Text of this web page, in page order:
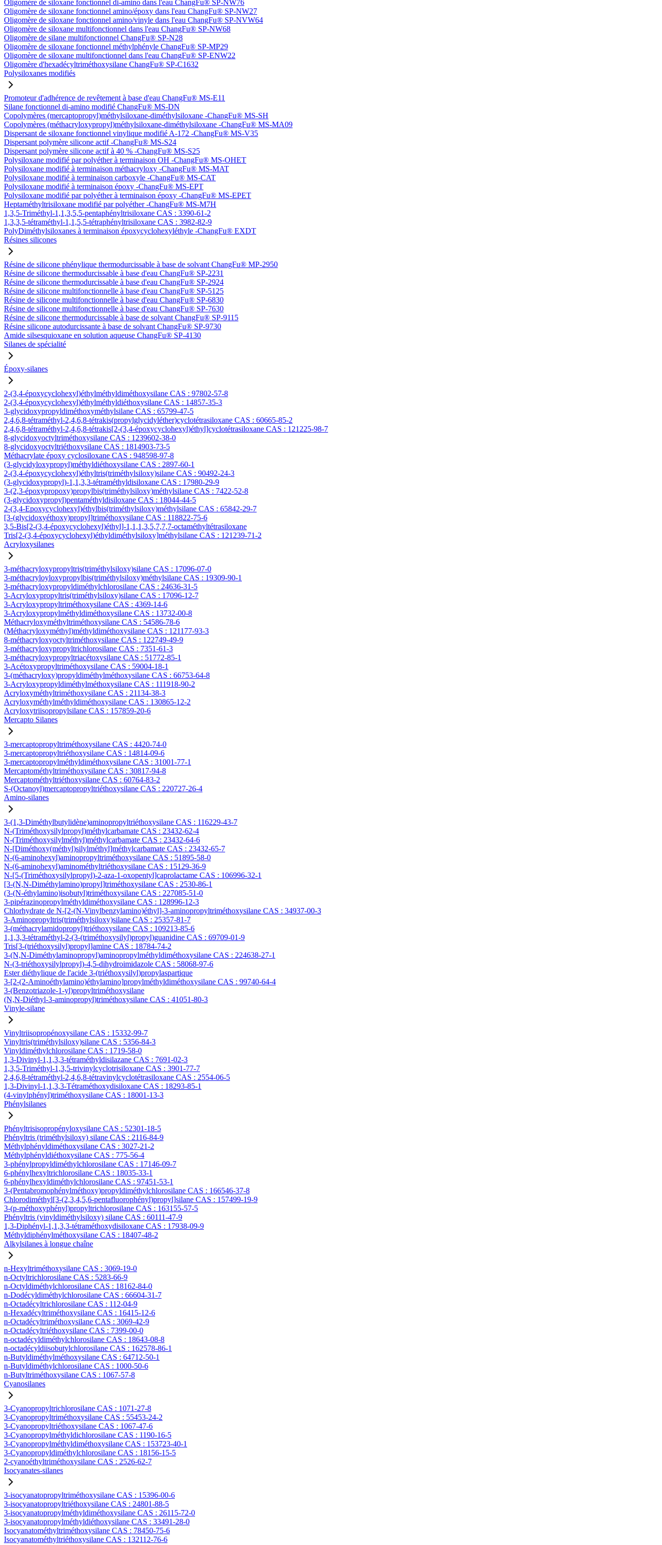
Oligomère de siloxane fonctionnel di-amino dans l'eau ChangFu® SP-NW76
Oligomère de siloxane fonctionnel amino/époxy dans l'eau ChangFu® SP-NW27
Oligomère de siloxane fonctionnel amino/vinyle dans l'eau ChangFu® SP-NVW64
Oligomère de siloxane multifonctionnel dans l'eau ChangFu® SP-NW68
Oligomère de silane multifonctionnel ChangFu® SP-N28
Oligomère de siloxane fonctionnel méthylphényle ChangFu® SP-MP29
Oligomère de siloxane multifonctionnel dans l'eau ChangFu® SP-ENW22
Oligomère d'hexadécyltriméthoxysilane ChangFu® SP-C1632
Polysiloxanes modifiés
Promoteur d'adhérence de revêtement à base d'eau ChangFu® MS-E11
Silane fonctionnel di-amino modifié ChangFu® MS-DN
Copolymères (mercaptopropyl)méthylsiloxane-diméthylsiloxane -ChangFu® MS-SH
Copolymères (méthacryloxypropyl)méthylsiloxane-diméthylsiloxane -ChangFu® MS-MA09
Dispersant de siloxane fonctionnel vinylique modifié A-172 -ChangFu® MS-V35
Dispersant polymère silicone actif -ChangFu® MS-S24
Dispersant polymère silicone actif à 40 % -ChangFu® MS-S25
Polysiloxane modifié par polyéther à terminaison OH -ChangFu® MS-OHET
Polysiloxane modifié à terminaison méthacryloxy -ChangFu® MS-MAT
Polysiloxane modifié à terminaison carboxyle -ChangFu® MS-CAT
Polysiloxane modifié à terminaison époxy -ChangFu® MS-EPT
Polysiloxane modifié par polyéther à terminaison époxy -ChangFu® MS-EPET
Heptaméthyltrisiloxane modifié par polyéther -ChangFu® MS-M7H
1,3,5-Triméthyl-1,1,3,5,5-pentaphényltrisiloxane CAS : 3390-61-2
1,3,3,5-tétraméthyl-1,1,5,5-tétraphényltrisiloxane CAS : 3982-82-9
PolyDiméthylsiloxanes à terminaison époxycyclohexyléthyle -ChangFu® EXDT
Résines silicones
Résine de silicone phénylique thermodurcissable à base de solvant ChangFu® MP-2950
Résine de silicone thermodurcissable à base d'eau ChangFu® SP-2231
Résine de silicone thermodurcissable à base d'eau ChangFu® SP-2924
Résine de silicone multifonctionnelle à base d'eau ChangFu® SP-5125
Résine de silicone multifonctionnelle à base d'eau ChangFu® SP-6830
Résine de silicone multifonctionnelle à base d'eau ChangFu® SP-7630
Résine de silicone thermodurcissable à base de solvant ChangFu® SP-9115
Résine silicone autodurcissante à base de solvant ChangFu® SP-9730
Amide silsesquioxane en solution aqueuse ChangFu® SP-4130
Silanes de spécialité
Époxy-silanes
2-(3,4-époxycyclohexyl)éthylméthyldiméthoxysilane CAS : 97802-57-8
2-(3,4-époxycyclohexyl)éthylméthyldiéthoxysilane CAS : 14857-35-3
3-glycidoxypropyldiméthoxyméthylsilane CAS : 65799-47-5
2,4,6,8-tétraméthyl-2,4,6,8-tétrakis(propylglycidyléther)cyclotétrasiloxane CAS : 60665-85-2
2,4,6,8-tétraméthyl-2,4,6,8-tétrakis[2-(3,4-époxycyclohexyl)éthyl]cyclotétrasiloxane CAS : 121225-98-7
8-glycidoxyoctyltriméthoxysilane CAS : 1239602-38-0
8-glycidoxyoctyltriéthoxysilane CAS : 1814903-73-5
Méthacrylate époxy cyclosiloxane CAS : 948598-97-8
(3-glycidyloxypropyl)méthyldiéthoxysilane CAS : 2897-60-1
2-(3,4-époxycyclohexyl)éthyltris(triméthylsiloxy)silane CAS : 90492-24-3
(3-glycidoxypropyl)-1,1,3,3-tétraméthyldisiloxane CAS : 17980-29-9
3-(2,3-époxypropoxy)propylbis(triméthylsiloxy)méthylsilane CAS : 7422-52-8
(3-glycidoxypropyl)pentaméthyldisiloxane CAS : 18044-44-5
2-(3,4-Epoxycyclohexyl)éthylbis(triméthylsiloxy)méthylsilane CAS : 65842-29-7
[3-(glycidoxyéthoxy)propyl]triméthoxysilane CAS : 118822-75-6
3,5-Bis[2-(3,4-époxycyclohexyl)éthyl]-1,1,1,3,5,7,7,7-octaméthyltétrasiloxane
Tris[2-(3,4-époxycyclohexyl)éthyldiméthylsiloxy]méthylsilane CAS : 121239-71-2
Acryloxysilanes
3-méthacryloxypropyltris(triméthylsiloxy)silane CAS : 17096-07-0
3-méthacryloyloxypropylbis(triméthylsiloxy)méthylsilane CAS : 19309-90-1
3-méthacryloxypropyldiméthylchlorosilane CAS : 24636-31-5
3-Acryloxypropyltris(triméthylsiloxy)silane CAS : 17096-12-7
3-Acryloxypropyltriméthoxysilane CAS : 4369-14-6
3-Acryloxypropylméthyldiméthoxysilane CAS : 13732-00-8
Méthacryloxyméthyltriméthoxysilane CAS : 54586-78-6
(Méthacryloxyméthyl)méthyldiméthoxysilane CAS : 121177-93-3
8-méthacryloxyoctyltriméthoxysilane CAS : 122749-49-9
3-méthacryloxypropyltrichlorosilane CAS : 7351-61-3
3-méthacryloxypropyltriacétoxysilane CAS : 51772-85-1
3-Acétoxypropyltriméthoxysilane CAS : 59004-18-1
3-(méthacryloxy)propyldiméthylméthoxysilane CAS : 66753-64-8
3-Acryloxypropyldiméthylméthoxysilane CAS : 111918-90-2
Acryloxyméthyltriméthoxysilane CAS : 21134-38-3
Acryloxyméthylméthyldiméthoxysilane CAS : 130865-12-2
Acryloxytriisopropylsilane CAS : 157859-20-6
Mercapto Silanes
3-mercaptopropyltriméthoxysilane CAS : 4420-74-0
3-mercaptopropyltriéthoxysilane CAS : 14814-09-6
3-mercaptopropylméthyldiméthoxysilane CAS : 31001-77-1
Mercaptométhyltriméthoxysilane CAS : 30817-94-8
Mercaptométhyltriéthoxysilane CAS : 60764-83-2
S-(Octanoyl)mercaptopropyltriéthoxysilane CAS : 220727-26-4
Amino-silanes
3-(1,3-Diméthylbutylidène)aminopropyltriéthoxysilane CAS : 116229-43-7
N-(Triméthoxysilylpropyl)méthylcarbamate CAS : 23432-62-4
N-(Triméthoxysilylméthyl)méthylcarbamate CAS : 23432-64-6
N-[Diméthoxy(méthyl)silylméthyl]méthylcarbamate CAS : 23432-65-7
N-(6-aminohexyl)aminopropyltriméthoxysilane CAS : 51895-58-0
N-(6-aminohexyl)aminométhyltriéthoxysilane CAS : 15129-36-9
N-[5-(Triméthoxysilylpropyl)-2-aza-1-oxopentyl]caprolactame CAS : 106996-32-1
[3-(N,N-Diméthylamino)propyl]triméthoxysilane CAS : 2530-86-1
(3-(N-éthylamino)isobutyl)triméthoxysilane CAS : 227085-51-0
3-pipérazinopropylméthyldiméthoxysilane CAS : 128996-12-3
Chlorhydrate de N-[2-(N-Vinylbenzylamino)éthyl]-3-aminopropyltriméthoxysilane CAS : 34937-00-3
3-Aminopropyltris(triméthylsiloxy)silane CAS : 25357-81-7
3-(méthacrylamidopropyl)triéthoxysilane CAS : 109213-85-6
1,1,3,3-tétraméthyl-2-(3-(triméthoxysilyl)propyl)guanidine CAS : 69709-01-9
Tris[3-(triéthoxysilyl)propyl]amine CAS : 18784-74-2
3-(N,N-Diméthylaminopropyl)aminopropylméthyldiméthoxysilane CAS : 224638-27-1
N-(3-triéthoxysilylpropyl)-4,5-dihydroimidazole CAS : 58068-97-6
Ester diéthylique de l'acide 3-(triéthoxysilyl)propylaspartique
3-[2-(2-Aminoéthylamino)éthylamino]propylméthyldiméthoxysilane CAS : 99740-64-4
3-(Benzotriazole-1-yl)propyltriméthoxysilane
(N,N-Diéthyl-3-aminopropyl)triméthoxysilane CAS : 41051-80-3
Vinyle-silane
Vinyltriisopropénoxysilane CAS : 15332-99-7
Vinyltris(triméthylsiloxy)silane CAS : 5356-84-3
Vinyldiméthylchlorosilane CAS : 1719-58-0
1,3-Divinyl-1,1,3,3-tétraméthyldisilazane CAS : 7691-02-3
1,3,5-Triméthyl-1,3,5-trivinylcyclotrisiloxane CAS : 3901-77-7
2,4,6,8-tétraméthyl-2,4,6,8-tétravinylcyclotétrasiloxane CAS : 2554-06-5
1,3-Divinyl-1,1,3,3-Tétraméthoxydisiloxane CAS : 18293-85-1
(4-vinylphényl)triméthoxysilane CAS : 18001-13-3
Phénylsilanes
Phényltrisisopropényloxysilane CAS : 52301-18-5
Phényltris (triméthylsiloxy) silane CAS : 2116-84-9
Méthylphényldiméthoxysilane CAS : 3027-21-2
Méthylphényldiéthoxysilane CAS : 775-56-4
3-phénylpropyldiméthylchlorosilane CAS : 17146-09-7
6-phénylhexyltrichlorosilane CAS : 18035-33-1
6-phénylhexyldiméthylchlorosilane CAS : 97451-53-1
3-(Pentabromophénylméthoxy)propyldiméthylchlorosilane CAS : 166546-37-8
Chlorodiméthyl[3-(2,3,4,5,6-pentafluorophényl)propyl]silane CAS : 157499-19-9
3-(p-méthoxyphényl)propyltrichlorosilane CAS : 163155-57-5
Phényltris (vinyldiméthylsiloxy) silane CAS : 60111-47-9
1,3-Diphényl-1,1,3,3-tétraméthoxydisiloxane CAS : 17938-09-9
Méthyldiphénylméthoxysilane CAS : 18407-48-2
Alkylsilanes à longue chaîne
n-Hexyltriméthoxysilane CAS : 3069-19-0
n-Octyltrichlorosilane CAS : 5283-66-9
n-Octyldiméthylchlorosilane CAS : 18162-84-0
n-Dodécyldiméthylchlorosilane CAS : 66604-31-7
n-Octadécyltrichlorosilane CAS : 112-04-9
n-Hexadécyltriméthoxysilane CAS : 16415-12-6
n-Octadécyltriméthoxysilane CAS : 3069-42-9
n-Octadécyltriéthoxysilane CAS : 7399-00-0
n-octadécyldiméthylchlorosilane CAS : 18643-08-8
n-octadécyldiisobutylchlorosilane CAS : 162578-86-1
n-Butyldiméthylméthoxysilane CAS : 64712-50-1
n-Butyldiméthylchlorosilane CAS : 1000-50-6
n-Butyltriméthoxysilane CAS : 1067-57-8
Cyanosilanes
3-Cyanopropyltrichlorosilane CAS : 1071-27-8
3-Cyanopropyltriméthoxysilane CAS : 55453-24-2
3-Cyanopropyltriéthoxysilane CAS : 1067-47-6
3-Cyanopropylméthyldichlorosilane CAS : 1190-16-5
3-Cyanopropylméthyldiméthoxysilane CAS : 153723-40-1
3-Cyanopropyldiméthylchlorosilane CAS : 18156-15-5
2-cyanoéthyltriméthoxysilane CAS : 2526-62-7
Isocyanates-silanes
3-isocyanatopropyltriméthoxysilane CAS : 15396-00-6
3-isocyanatopropyltriéthoxysilane CAS : 24801-88-5
3-isocyanatopropylméthyldiméthoxysilane CAS : 26115-72-0
3-isocyanatopropylméthyldiéthoxysilane CAS : 33491-28-0
Isocyanatométhyltriméthoxysilane CAS : 78450-75-6
Isocyanatométhyltriéthoxysilane CAS : 132112-76-6